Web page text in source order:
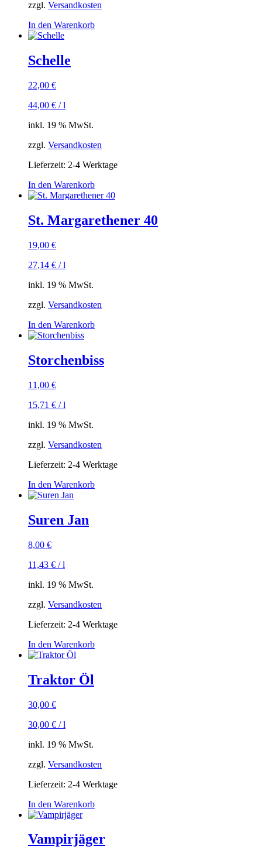
zzgl. Versandkosten
In den Warenkorb
Schelle
22,00 €
44,00 € /l
inkl. 19 % MwSt.
zzgl. Versandkosten
Lieferzeit: 2-4 Werktage
In den Warenkorb
St. Margarethener 40
19,00 €
27,14 € /l
inkl. 19 % MwSt.
zzgl. Versandkosten
In den Warenkorb
Storchenbiss
11,00 €
15,71 € /l
inkl. 19 % MwSt.
zzgl. Versandkosten
Lieferzeit: 2-4 Werktage
In den Warenkorb
Suren Jan
8,00 €
11,43 € /l
inkl. 19 % MwSt.
zzgl. Versandkosten
Lieferzeit: 2-4 Werktage
In den Warenkorb
Traktor Öl
30,00 €
30,00 € /l
inkl. 19 % MwSt.
zzgl. Versandkosten
Lieferzeit: 2-4 Werktage
In den Warenkorb
Vampirjäger